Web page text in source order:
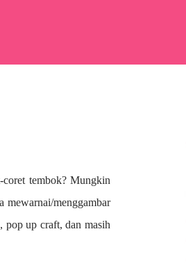
coret tembok? Mungkin
mewarnai/menggambar
pop up craft, dan masih